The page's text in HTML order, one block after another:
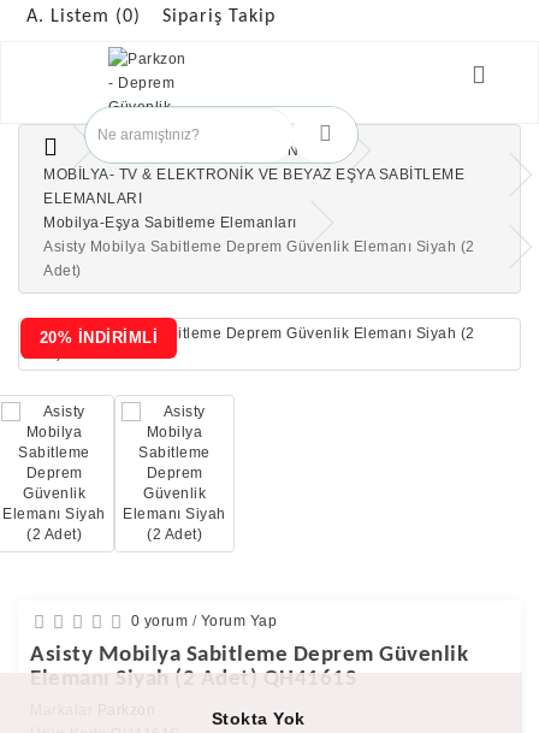
A. Listem (0) Sipariş Takip
ÇOCUK GÜVENLİK ÜRÜNLERİ
MOBİLYA- TV & ELEKTRONİK VE BEYAZ EŞYA SABİTLEME
ELEMANLARI
Mobilya-Eşya Sabitleme Elemanları
Asisty Mobilya Sabitleme Deprem Güvenlik Elemanı Siyah (2
Adet)
Stokta Yok
20% İNDİRİMLİ
0 yorum / Yorum Yap
Asisty Mobilya Sabitleme Deprem Güvenlik
Elemanı Siyah (2 Adet) QH4161S